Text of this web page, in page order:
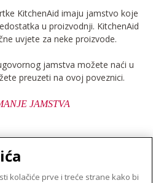
KitchenAid imaju jamstvo koje
u proizvodnji. KitchenAid
uvjete za neke proizvode.
jamstva možete naći u
preuzeti na ovoj poveznici.
JAMSTVA
kolačiće prve i treće strane kako bi